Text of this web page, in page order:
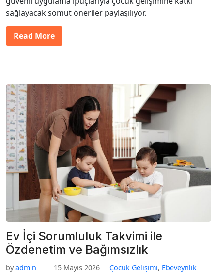
sağlayacak somut öneriler paylaşılıyor.
Read More
Ev İçi Sorumluluk Takvimi ile
Özdenetim ve Bağımsızlık
by admin 15 Mayıs 2026 Çocuk Gelişimi, Ebeveynlik